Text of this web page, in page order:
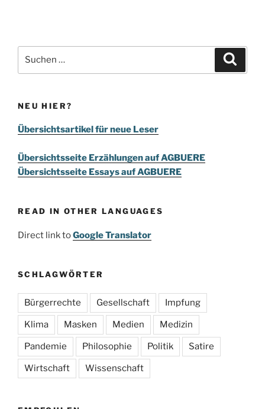
nach:
NEU HIER?
Übersichtsartikel für neue Leser
Übersichtsseite Erzählungen auf AGBUERE
Übersichtsseite Essays auf AGBUERE
READ IN OTHER LANGUAGES
Direct link toGoogle Translator
SCHLAGWÖRTER
Bürgerrechte Gesellschaft Impfung
Klima Masken Medien Medizin
Pandemie Philosophie Politik Satire
Wirtschaft Wissenschaft